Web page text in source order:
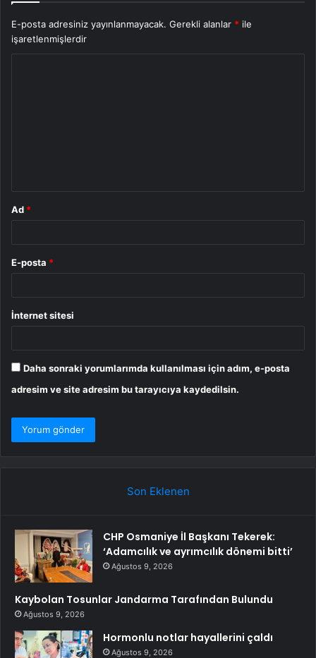
E-posta adresiniz yayınlanmayacak. Gerekli alanlar * ile
işaretlenmişlerdir
Ad *
E-posta *
İnternet sitesi
Daha sonraki yorumlarımda kullanılması için adım, e-posta
adresim ve site adresim bu tarayıcıya kaydedilsin.
Son Eklenen
CHP Osmaniye İl Başkanı Tekerek:
‘Adamcılık ve ayrımcılık dönemi bitti’
Ağustos 9, 2026
Kaybolan Tosunlar Jandarma Tarafından Bulundu
Ağustos 9, 2026
Hormonlu notlar hayallerini çaldı
Ağustos 9, 2026